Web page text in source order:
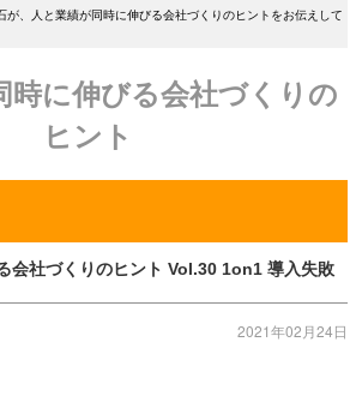
が、人と業績が同時に伸びる会社づくりのヒントをお伝えして
時に伸びる会社づくりの
ヒント
会社づくりのヒント Vol.30 1on1 導入失敗
2021年02月24日